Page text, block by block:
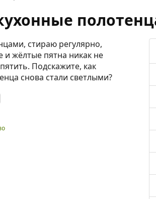
стираю регулярно,
и жёлтые пятна никак не
Подскажите, как
снова стали светлыми?